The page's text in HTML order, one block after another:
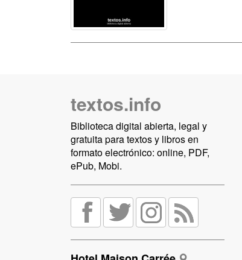
textos.info
Biblioteca digital abierta, legal y
gratuita para textos y libros en
formato electrónico: online, PDF,
ePub, Mobi.